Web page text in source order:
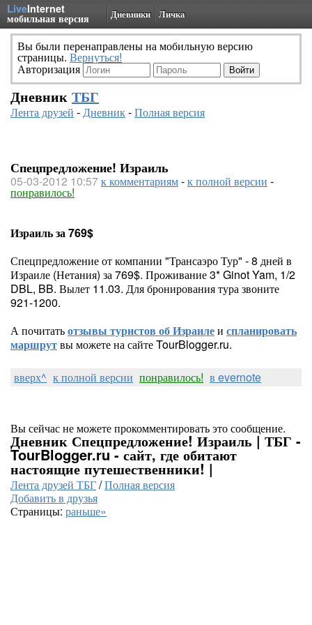
LiveInternet
мобильная версия Дневники Личка
Вы были перенаправлены на мобильную версию
страницы. Вернуться!
Авторизация
Дневник ТБГ
Лента друзей -Дневник-Полная версия
Спецпредложение! Израиль
05-03-2012 10:57к комментариям-к полной версии -
понравилось!
Израиль за 769$
Спецпредложение от компании "Трансаэро Тур" - 8 дней в
Израиле (Нетания) за 769$. Проживание 3* Ginot Yam, 1/2
DBL, BB. Вылет 11.03. Для бронирования тура звоните
921-1200.
А почитатьотзывы туристов об Израилеи спланировать
маршрутвы можете на сайте TourBlogger.ru.
вверх^ к полной версии понравилось! в evernote
Вы сейчас не можете прокомментировать это сообщение.
Дневник Спецпредложение! Израиль | ТБГ -
TourBlogger.ru - сайт, где обитают
настоящие путешественники! |
Лента друзей ТБГ/Полная версия
Добавить в друзья
Страницы: раньше»